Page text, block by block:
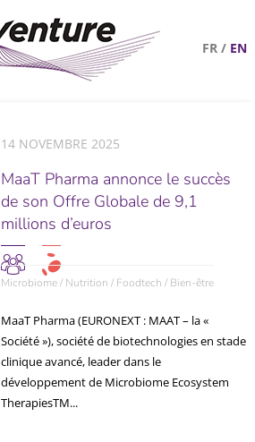
FR / EN
14 NOVEMBRE 2025
MaaT Pharma annonce le succès
de son Offre Globale de 9,1
millions d’euros
Microbiome / Nutrition / Foodtech / Bien-être
MaaT Pharma (EURONEXT : MAAT – la «
Société »), société de biotechnologies en stade
clinique avancé, leader dans le
développement de Microbiome Ecosystem
TherapiesTM...